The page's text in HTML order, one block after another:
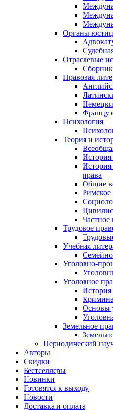
Органы
Отраслевые
Сборник
Правовая
Психология
Теория и
История
История
права
Общие
Римское
Частное
Трудовое
Учебная
Уголовно-
Уголовное
История
Основы
Земельное
Периодический
Авторы
Скидки
Бестселлеры
Новинки
Готовятся к выходу
Новости
Доставка и оплата